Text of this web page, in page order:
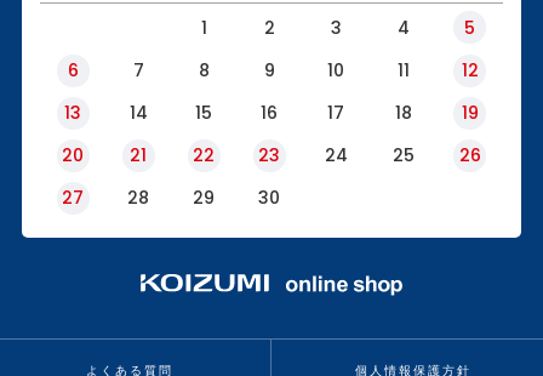
1 2 3 4
5
6
7 8 9 10 11
12
13
14 15 16 17 18
19
20
21 22 23 24 25
26
27
28 29 30
よくある質問 個人情報保護方針